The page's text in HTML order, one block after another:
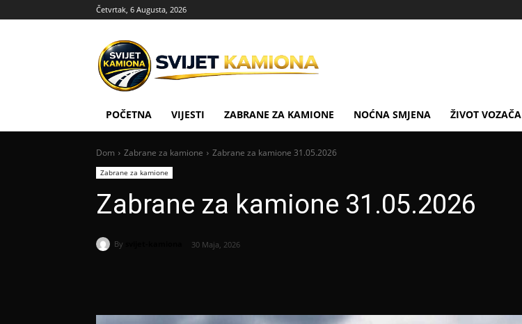
Četvrtak, 6 Augusta, 2026
POČETNA VIJESTI ZABRANE ZA KAMIONE NOĆNA SMJENA ŽIVOT VOZAČA
Dom Zabrane za kamione Zabrane za kamione 31.05.2026
Zabrane za kamione
Zabrane za kamione 31.05.2026
By 30 Maja, 2026